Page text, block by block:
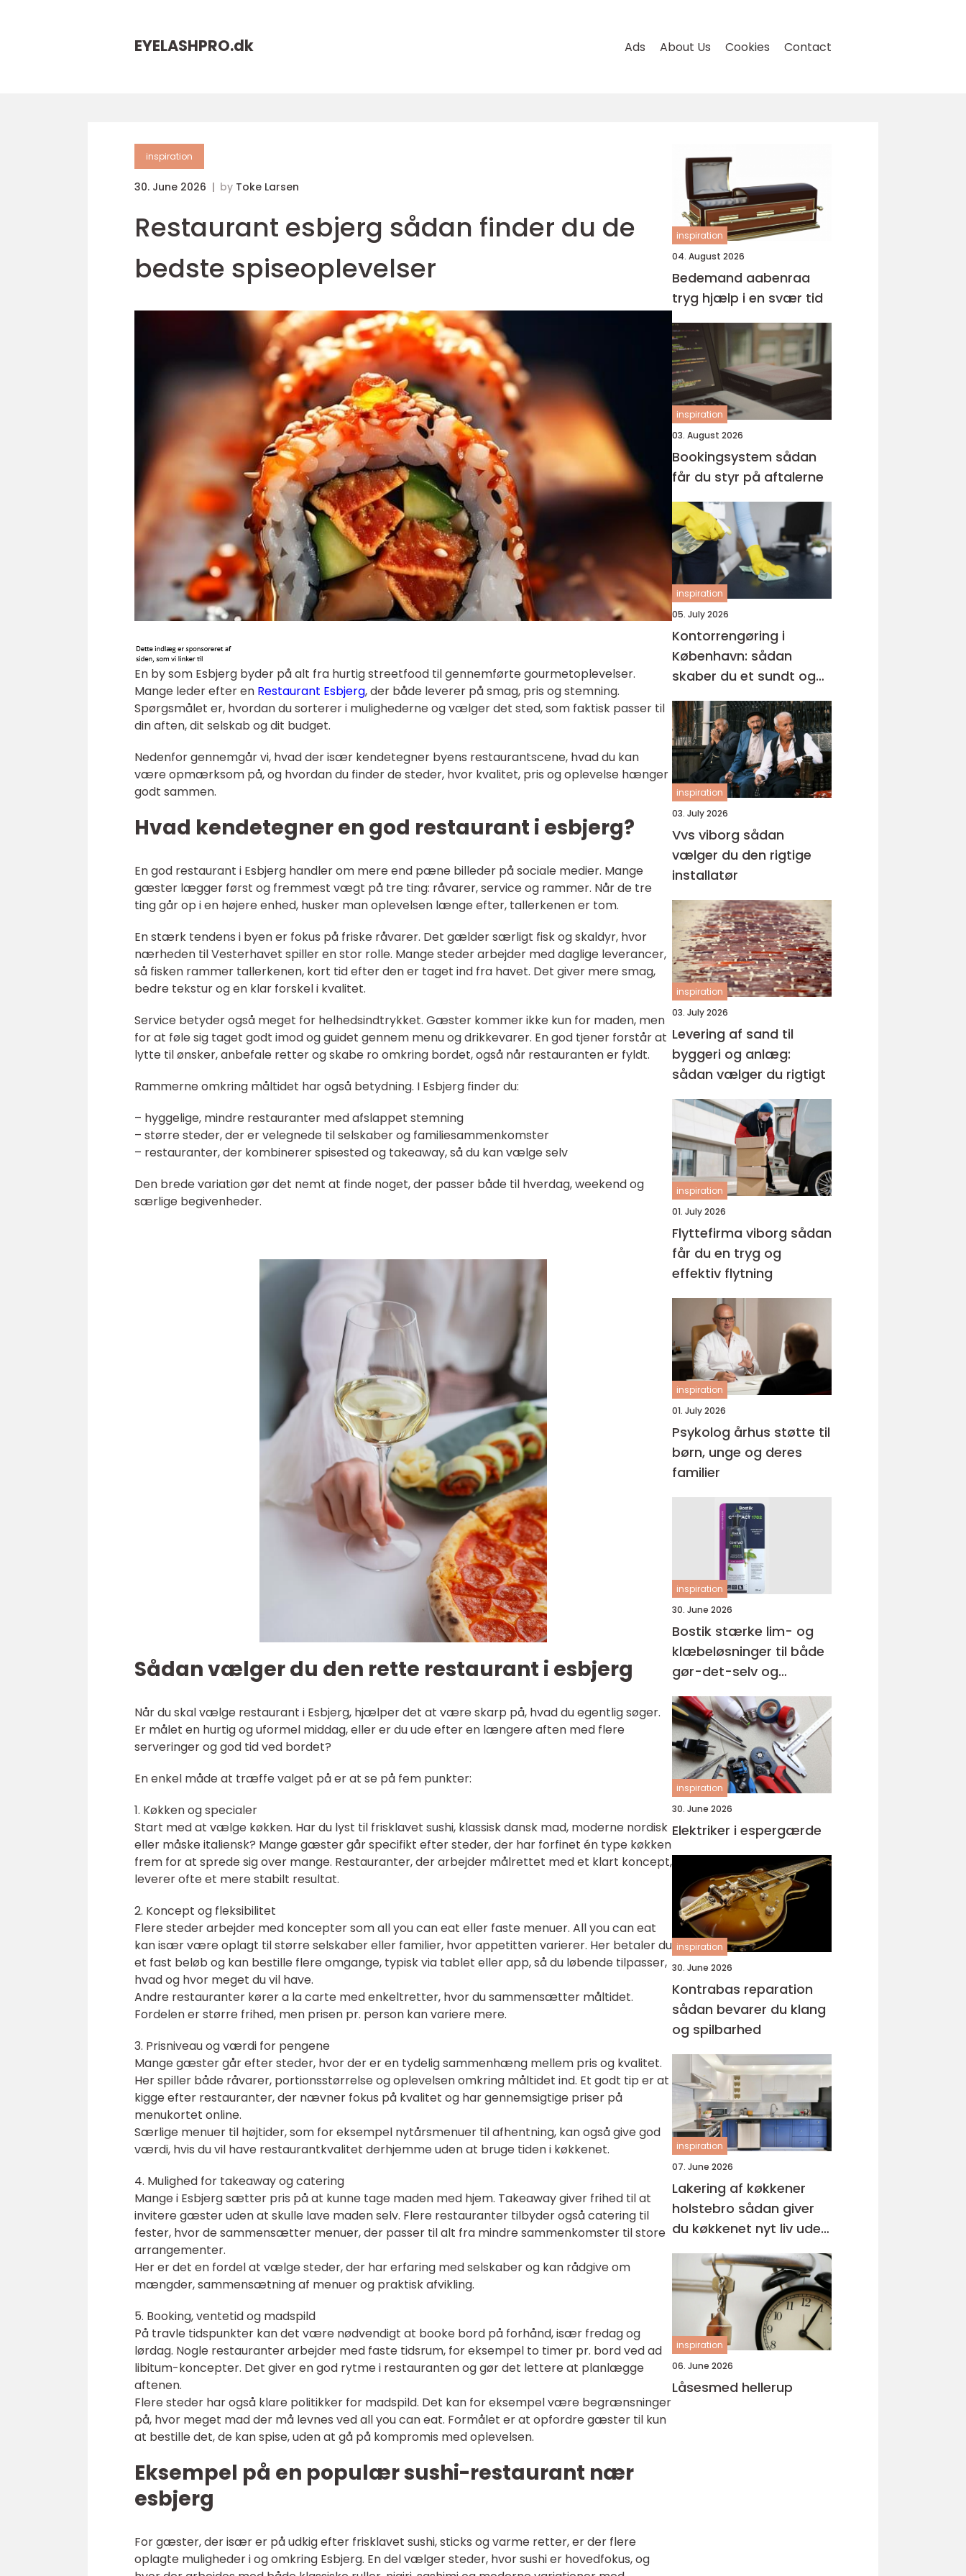
EYELASHPRO.dk Ads About Us Cookies Contact
inspiration
30. June 2026 by Toke Larsen
Restaurant esbjerg sådan finder du de
bedste spiseoplevelser
En by som Esbjerg byder på alt fra hurtig streetfood til gennemførte gourmetoplevelser.
Mange leder efter en Restaurant Esbjerg, der både leverer på smag, pris og stemning.
Spørgsmålet er, hvordan du sorterer i mulighederne og vælger det sted, som faktisk passer til
din aften, dit selskab og dit budget.
Nedenfor gennemgår vi, hvad der især kendetegner byens restaurantscene, hvad du kan
være opmærksom på, og hvordan du finder de steder, hvor kvalitet, pris og oplevelse hænger
godt sammen.
Hvad kendetegner en god restaurant i esbjerg?
En god restaurant i Esbjerg handler om mere end pæne billeder på sociale medier. Mange
gæster lægger først og fremmest vægt på tre ting: råvarer, service og rammer. Når de tre
ting går op i en højere enhed, husker man oplevelsen længe efter, tallerkenen er tom.
En stærk tendens i byen er fokus på friske råvarer. Det gælder særligt fisk og skaldyr, hvor
nærheden til Vesterhavet spiller en stor rolle. Mange steder arbejder med daglige leverancer,
så fisken rammer tallerkenen, kort tid efter den er taget ind fra havet. Det giver mere smag,
bedre tekstur og en klar forskel i kvalitet.
Service betyder også meget for helhedsindtrykket. Gæster kommer ikke kun for maden, men
for at føle sig taget godt imod og guidet gennem menu og drikkevarer. En god tjener forstår at
lytte til ønsker, anbefale retter og skabe ro omkring bordet, også når restauranten er fyldt.
Rammerne omkring måltidet har også betydning. I Esbjerg finder du:
– hyggelige, mindre restauranter med afslappet stemning
– større steder, der er velegnede til selskaber og familiesammenkomster
– restauranter, der kombinerer spisested og takeaway, så du kan vælge selv
Den brede variation gør det nemt at finde noget, der passer både til hverdag, weekend og
særlige begivenheder.
Sådan vælger du den rette restaurant i esbjerg
Når du skal vælge restaurant i Esbjerg, hjælper det at være skarp på, hvad du egentlig søger.
Er målet en hurtig og uformel middag, eller er du ude efter en længere aften med flere
serveringer og god tid ved bordet?
En enkel måde at træffe valget på er at se på fem punkter:
1. Køkken og specialer
Start med at vælge køkken. Har du lyst til frisklavet sushi, klassisk dansk mad, moderne nordisk
eller måske italiensk? Mange gæster går specifikt efter steder, der har forfinet én type køkken
frem for at sprede sig over mange. Restauranter, der arbejder målrettet med et klart koncept,
leverer ofte et mere stabilt resultat.
2. Koncept og fleksibilitet
Flere steder arbejder med koncepter som all you can eat eller faste menuer. All you can eat
kan især være oplagt til større selskaber eller familier, hvor appetitten varierer. Her betaler du
et fast beløb og kan bestille flere omgange, typisk via tablet eller app, så du løbende tilpasser,
hvad og hvor meget du vil have.
Andre restauranter kører a la carte med enkeltretter, hvor du sammensætter måltidet.
Fordelen er større frihed, men prisen pr. person kan variere mere.
3. Prisniveau og værdi for pengene
Mange gæster går efter steder, hvor der er en tydelig sammenhæng mellem pris og kvalitet.
Her spiller både råvarer, portionsstørrelse og oplevelsen omkring måltidet ind. Et godt tip er at
kigge efter restauranter, der nævner fokus på kvalitet og har gennemsigtige priser på
menukortet online.
Særlige menuer til højtider, som for eksempel nytårsmenuer til afhentning, kan også give god
værdi, hvis du vil have restaurantkvalitet derhjemme uden at bruge tiden i køkkenet.
4. Mulighed for takeaway og catering
Mange i Esbjerg sætter pris på at kunne tage maden med hjem. Takeaway giver frihed til at
invitere gæster uden at skulle lave maden selv. Flere restauranter tilbyder også catering til
fester, hvor de sammensætter menuer, der passer til alt fra mindre sammenkomster til store
arrangementer.
Her er det en fordel at vælge steder, der har erfaring med selskaber og kan rådgive om
mængder, sammensætning af menuer og praktisk afvikling.
5. Booking, ventetid og madspild
På travle tidspunkter kan det være nødvendigt at booke bord på forhånd, især fredag og
lørdag. Nogle restauranter arbejder med faste tidsrum, for eksempel to timer pr. bord ved ad
libitum-koncepter. Det giver en god rytme i restauranten og gør det lettere at planlægge
aftenen.
Flere steder har også klare politikker for madspild. Det kan for eksempel være begrænsninger
på, hvor meget mad der må levnes ved all you can eat. Formålet er at opfordre gæster til kun
at bestille det, de kan spise, uden at gå på kompromis med oplevelsen.
Eksempel på en populær sushi-restaurant nær
esbjerg
For gæster, der især er på udkig efter frisklavet sushi, sticks og varme retter, er der flere
oplagte muligheder i og omkring Esbjerg. En del vælger steder, hvor sushi er hovedfokus, og
inspiration
04. August 2026
Bedemand aabenraa
tryg hjælp i en svær tid
inspiration
03. August 2026
Bookingsystem sådan
får du styr på aftalerne
inspiration
05. July 2026
Kontorrengøring i
København: sådan
skaber du et sundt og
professionelt
arbejdsmiljø
inspiration
03. July 2026
Vvs viborg sådan
vælger du den rigtige
installatør
inspiration
03. July 2026
Levering af sand til
byggeri og anlæg:
sådan vælger du rigtigt
inspiration
01. July 2026
Flyttefirma viborg sådan
får du en tryg og
effektiv flytning
inspiration
01. July 2026
Psykolog århus støtte til
børn, unge og deres
familier
inspiration
30. June 2026
Bostik stærke lim- og
klæbeløsninger til både
gør-det-selv og
professionelle
inspiration
30. June 2026
Elektriker i espergærde
inspiration
30. June 2026
Kontrabas reparation
sådan bevarer du klang
og spilbarhed
inspiration
07. June 2026
Lakering af køkkener
holstebro sådan giver
du køkkenet nyt liv uden
nybyg
inspiration
06. June 2026
Låsesmed hellerup